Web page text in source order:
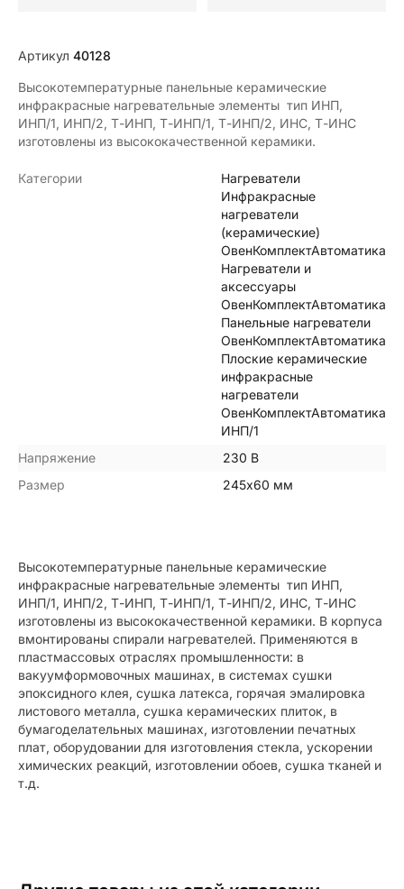
Артикул 40128
Высокотемпературные панельные керамические
инфракрасные нагревательные элементы тип ИНП,
ИНП/1, ИНП/2, Т-ИНП, Т-ИНП/1, Т-ИНП/2, ИНС, Т-ИНС
изготовлены из высококачественной керамики.
Категории
Нагреватели
Инфракрасные
нагреватели
(керамические)
ОвенКомплектАвтоматика
Нагреватели и
аксессуары
ОвенКомплектАвтоматика
Панельные нагреватели
ОвенКомплектАвтоматика
Плоские керамические
инфракрасные
нагреватели
ОвенКомплектАвтоматика
ИНП/1
Напряжение
230 В
Размер
245х60 мм
Высокотемпературные панельные керамические
инфракрасные нагревательные элементы тип ИНП,
ИНП/1, ИНП/2, Т-ИНП, Т-ИНП/1, Т-ИНП/2, ИНС, Т-ИНС
изготовлены из высококачественной керамики. В корпуса
вмонтированы спирали нагревателей. Применяются в
пластмассовых отраслях промышленности: в
вакуумформовочных машинах, в системах сушки
эпоксидного клея, сушка латекса, горячая эмалировка
листового металла, сушка керамических плиток, в
бумагоделательных машинах, изготовлении печатных
плат, оборудовании для изготовления стекла, ускорении
химических реакций, изготовлении обоев, сушка тканей и
т.д.